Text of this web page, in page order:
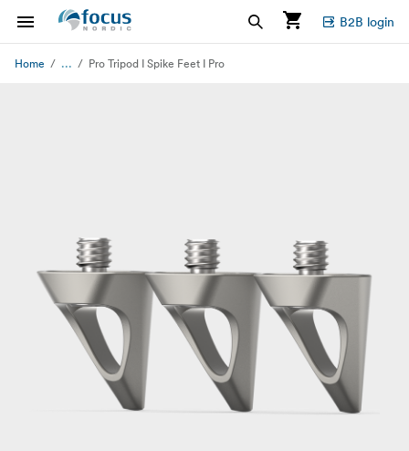
B2B login
Home ... Pro Tripod I Spike Feet I Pro